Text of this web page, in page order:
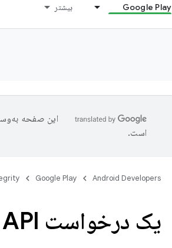
Google Play بیشتر
این صفحه
است.
Android Developers
Google Play
یک درخواست API کلاسیک ایجاد کنید